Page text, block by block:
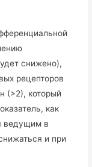
снижено),
рецепторов
(>2), который
как
ведущим в
и при